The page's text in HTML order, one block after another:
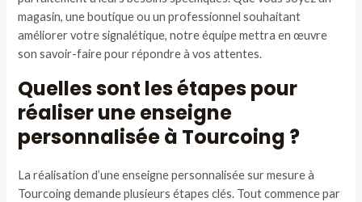
magasin, une boutique ou un professionnel souhaitant
améliorer votre signalétique, notre équipe mettra en œuvre
son savoir-faire pour répondre à vos attentes.
Quelles sont les étapes pour
réaliser une enseigne
personnalisée à Tourcoing ?
La réalisation d’une enseigne personnalisée sur mesure à
Tourcoing demande plusieurs étapes clés. Tout commence par